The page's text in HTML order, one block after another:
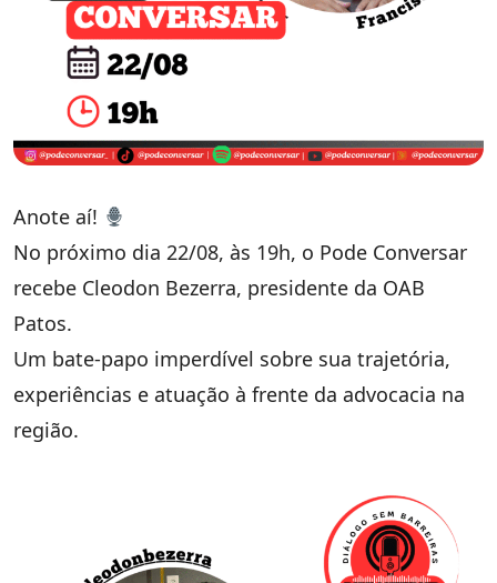
Anote aí!
No próximo dia 22/08, às 19h, o Pode Conversar
recebe Cleodon Bezerra, presidente da OAB
Patos.
Um bate-papo imperdível sobre sua trajetória,
experiências e atuação à frente da advocacia na
região.